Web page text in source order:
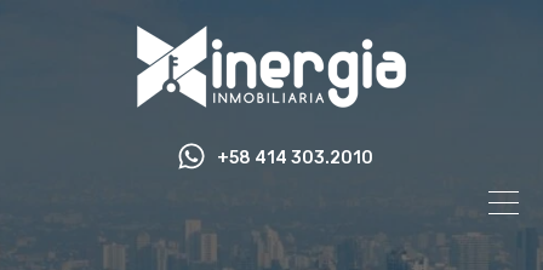
+58 414 303.2010